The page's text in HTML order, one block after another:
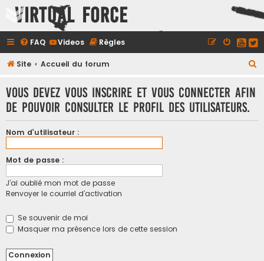
Virtual Force
FAQ Videos Règles
Site Accueil du forum
Vous devez vous inscrire et vous connecter afin
de pouvoir consulter le profil des utilisateurs.
Nom d’utilisateur :
Mot de passe :
J’ai oublié mon mot de passe
Renvoyer le courriel d’activation
Se souvenir de moi
Masquer ma présence lors de cette session